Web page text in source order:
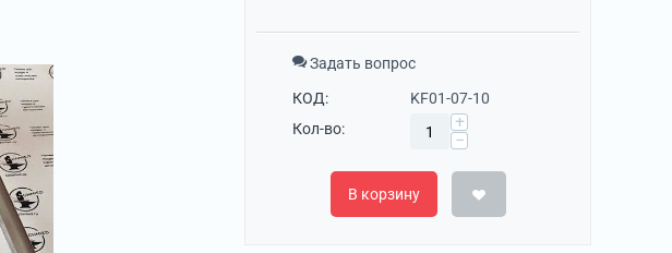
Задать вопрос
КОД:
KF01-07-10
Кол-во:
+
−
В корзину